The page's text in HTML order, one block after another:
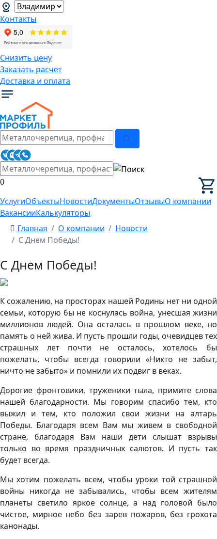
Контакты
Снизить цену
Заказать расчет
Доставка и оплата
0
УслугиОбъектыНовостиДокументыОтзывыО компании
ВакансииКалькуляторы
Главная
О компании
Новости
С Днем Победы!
С Днем Победы!
К сожалению, на просторах нашей Родины нет ни одной
семьи, которую бы не коснулась война, унесшая жизни
миллионов людей. Она осталась в прошлом веке, но
память о ней жива. И пусть прошли годы, очевидцев тех
страшных лет почти не осталось, хотелось бы
пожелать, чтобы всегда говорили «Никто не забыт,
ничто не забыто» и помнили их подвиг в веках.
Дорогие фронтовики, труженики тыла, примите слова
нашей благодарности. Мы говорим спасибо тем, кто
выжил и тем, кто положил свои жизни на алтарь
Победы. Благодаря всем Вам мы живем в свободной
стране, благодаря Вам наши дети слышат взрывы
только во время праздничных салютов. И пусть так
будет всегда.
Мы хотим пожелать всем, чтобы уроки той страшной
войны никогда не забывались, чтобы всем жителям
планеты светило яркое солнце, а над головой было
чистое, мирное небо без зарев пожаров, без грохота
канонады.